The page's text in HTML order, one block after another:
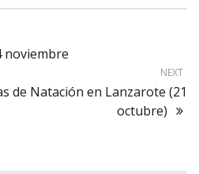
noviembre
NEXT
de Natación en Lanzarote (21
octubre)